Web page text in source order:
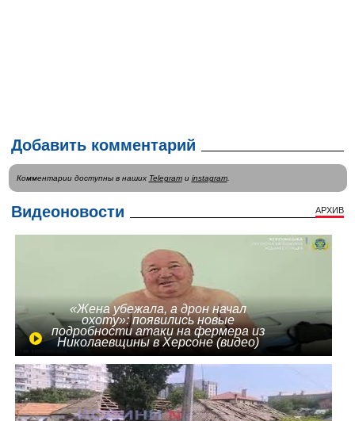
Добавить комментарий
Комментарии доступны в наших Telegramи instagram.
Видеоновости АРХИВ
«Жена убежала, а дрон начал
охоту»: появились новые
подробности атаки на фермера из
Николаевщины в Херсоне (видео)